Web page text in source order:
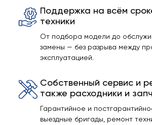
Поддержка на всём
техники
От подбора модели до
замены — без разрыва между
эксплуатацией.
Собственный сервис и
также расходники и
Гарантийное и
выездные бригады, ремонт